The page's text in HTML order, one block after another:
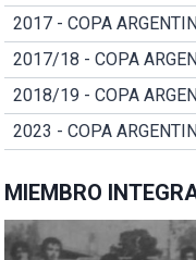
2017 - COPA
2017/18 - COPA
2018/19 - COPA
2023 - COPA
MIEMBRO